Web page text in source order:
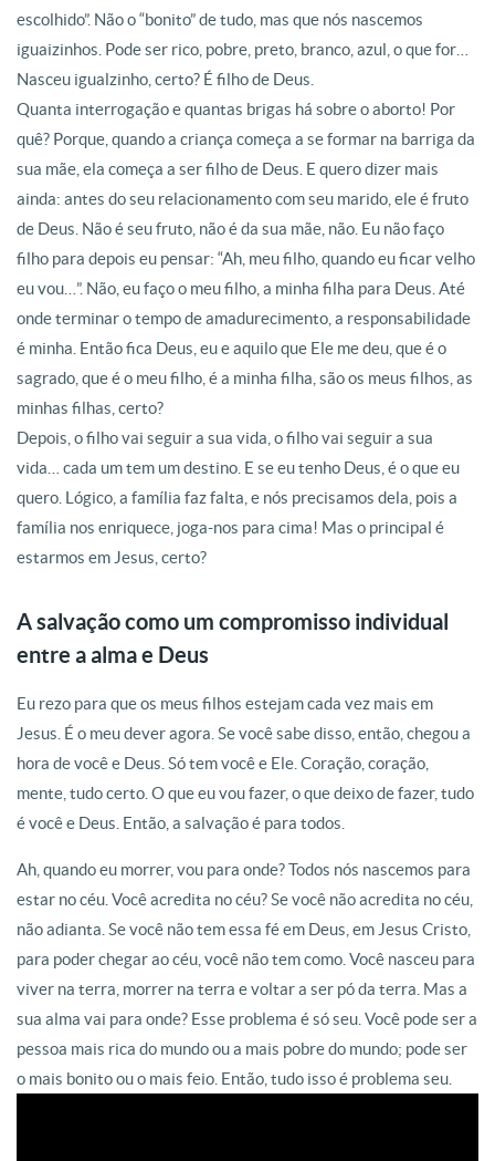
escolhido”. Não o “bonito” de tudo, mas que nós nascemos
iguaizinhos . Pode ser rico, pobre, preto, branco, azul, o que for…
Nasceu igualzinho, certo? É filho de Deus
Quanta interrogação e quantas brigas há sobre o aborto! Por
quê? Porque, quando a criança começa a se formar na barriga da
sua mãe, ela começa a ser filho de Deus . E quero dizer mais
ainda: antes do seu relacionamento com seu marido, ele é fruto
de Deus . Não é seu fruto, não é da sua mãe, não . Eu não faço
filho para depois eu pensar: “Ah, meu filho, quando eu ficar velho
eu vou…”. Não, eu faço o meu filho, a minha filha para Deus . Até
onde terminar o tempo de amadurecimento, a responsabilidade
é minha . Então fica Deus, eu e aquilo que Ele me deu, que é o
sagrado, que é o meu filho, é a minha filha, são os meus filhos, as
minhas filhas, certo?
Depois, o filho vai seguir a sua vida, o filho vai seguir a sua
vida… cada um tem um destino . E se eu tenho Deus, é o que eu
quero . Lógico, a família faz falta, e nós precisamos dela, pois a
família nos enriquece, joga-nos para cima! Mas o principal é
estarmos em Jesus, certo?
A salvação como um compromisso individual
entre a alma e Deus
Eu rezo para que os meus filhos estejam cada vez mais em
Jesus . É o meu dever agora. Se você sabe disso, então, chegou a
hora de você e Deus. Só tem você e Ele . Coração, coração,
mente, tudo certo. O que eu vou fazer, o que deixo de fazer, tudo
é você e Deus . Então, a salvação é para todos
Ah, quando eu morrer, vou para onde? Todos nós nascemos para
estar no céu . Você acredita no céu? Se você não acredita no céu,
não adianta . Se você não tem essa fé em Deus, em Jesus Cristo,
para poder chegar ao céu, você não tem como . Você nasceu para
viver na terra, morrer na terra e voltar a ser pó da terra. Mas a
sua alma vai para onde? Esse problema é só seu . Você pode ser a
pessoa mais rica do mundo ou a mais pobre do mundo; pode ser
o mais bonito ou o mais feio. Então, tudo isso é problema seu